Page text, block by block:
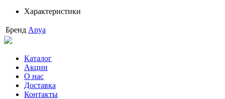
Характеристики
Бренд Anya
Каталог
Акции
О нас
Доставка
Контакты